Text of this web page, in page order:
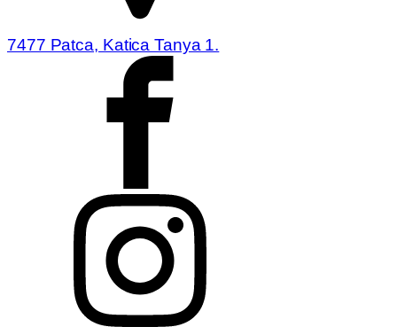
7477 Patca, Katica Tanya 1.